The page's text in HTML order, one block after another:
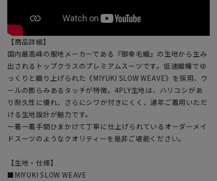
【商品詳細】
国内最高峰の服地メーカーである『御幸毛織』の生地から生み
出されるトップクラスのプレミアムスーツです。低速織機でゆ
っくりと織り上げられた《MIYUKI SLOW WEAVE》を採用、ウ
ールの膨らみあるタッチが特徴。4PLY生地は、ハリコシがあ
り耐久性に優れ、さらにシワが付きにくく、通年ご着用いただ
ける生地設計が魅力です。
一着一着手間ひまかけて丁寧に仕上げられているオーダーメイ
ドスーツのようなクオリティーを是非ご堪能ください。
【生地・仕様】
■MIYUKI SLOW WEAVE